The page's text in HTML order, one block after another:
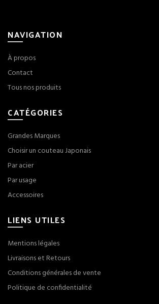
NAVIGATION
À propos
Contact
Tous nos produits
CATÉGORIES
Grandes Marques
Choisir un couteau Japonais
Par acier
Par usage
Accessoires
LIENS UTILES
Mentions légales
Livraisons et Retours
Conditions générales de vente
Politique de confidentialité